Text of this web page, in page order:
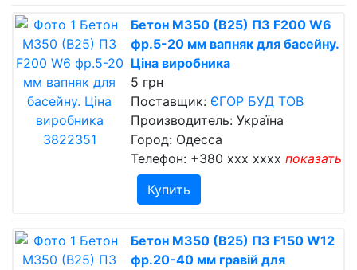
Бетон М350 (В25) П3 F200 W6
фр.5-20 мм вапняк для басейну.
Ціна виробника
5 грн
Поставщик: ЄГОР БУД ТОВ
Производитель: Україна
Город: Одесса
Телефон: +380 xxx xxxx показать
Купить
Бетон М350 (В25) П3 F150 W12
фр.20-40 мм гравій для